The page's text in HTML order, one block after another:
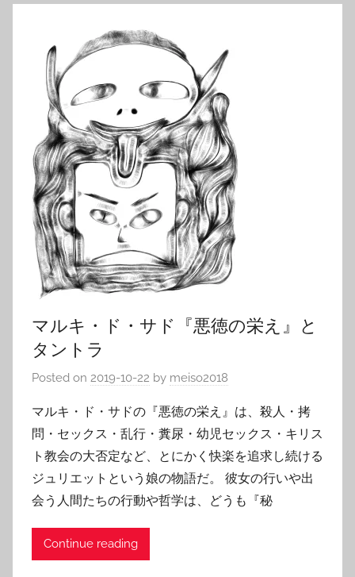
マルキ・ド・サド『悪徳の栄え』と
タントラ
Posted on 2019-10-22 by meiso2018
マルキ・ド・サドの『悪徳の栄え』は、殺人・拷
問・セックス・乱行・糞尿・幼児セックス・キリス
ト教会の大否定など、とにかく快楽を追求し続ける
ジュリエットという娘の物語だ。 彼女の行いや出
会う人間たちの行動や哲学は、どうも『秘
Continue reading